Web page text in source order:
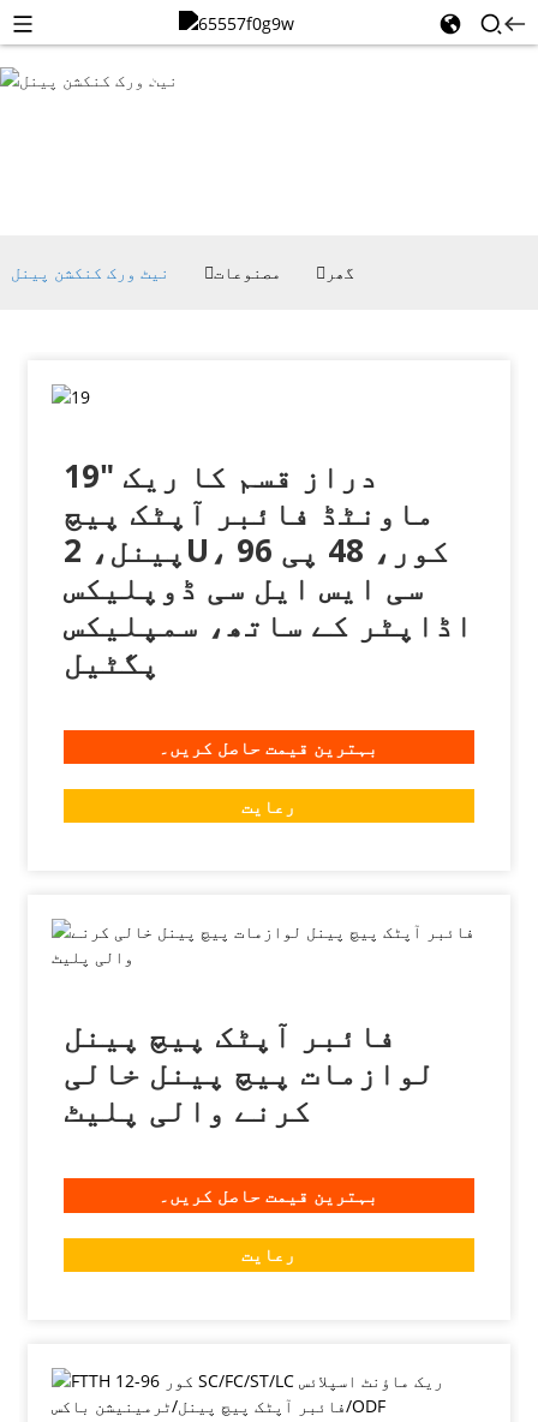
نیٹ ورک
گھر مصنوعات نیٹ ورک کنکشن پینل
19" دراز قسم کا ریک
ماونٹڈ فائبر آپٹک پیچ
پینل، 2U، 96 کور، 48 پی
سی ایس ایل سی ڈوپلیکس
اڈاپٹر کے ساتھ، سمپلیکس
پگٹیل
بہترین قیمت حاصل کریں۔
رعایت
فائبر آپٹک پیچ پینل
لوازمات پیچ پینل خالی
کرنے والی پلیٹ
بہترین قیمت حاصل کریں۔
رعایت